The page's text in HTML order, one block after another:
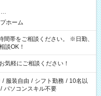
…
ホーム
談OK！
軽にご相談ください！
/ 服装自由 / シフト勤務 / 10名以
/ パソコンスキル不要